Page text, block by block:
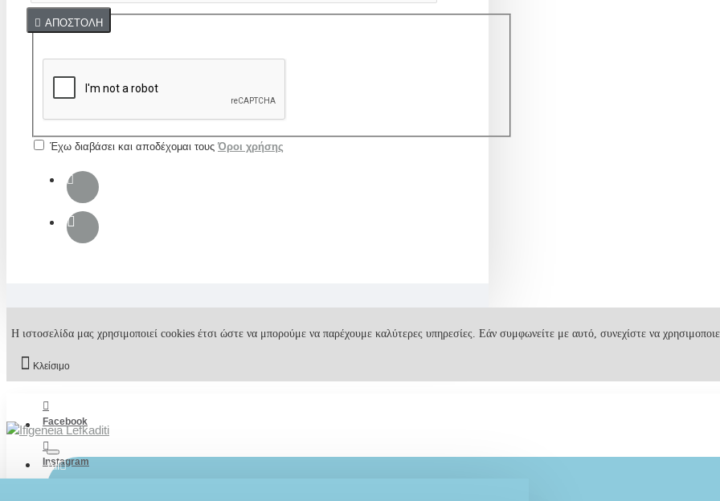
ΑΠΟΣΤΟΛΉ
Captcha
Έχω διαβάσει και αποδέχομαι τους Όροι χρήσης
Η ιστοσελίδα μας χρησιμοποιεί cookies έτσι ώστε να μπορούμε να παρέχουμε καλύτερες υπηρεσίες. Εάν συμφωνείτε με αυτό, συνεχίστε να
Κλείσιμο
Facebook
Instagram
All